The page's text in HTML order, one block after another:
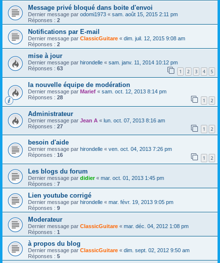
Message privé bloqué dans boite d'envoi
Dernier message par odomi1973 « sam. août 15, 2015 2:11 pm
Réponses : 2
Notifications par E-mail
Dernier message par ClassicGuitare « dim. juil. 12, 2015 9:08 am
Réponses : 2
mise à jour
Dernier message par hirondelle « sam. janv. 11, 2014 10:12 pm
Réponses : 63 1 2 3 4 5
la nouvelle équipe de modération
Dernier message par Marief « sam. oct. 12, 2013 8:14 pm
Réponses : 28 1 2
Administrateur
Dernier message par Jean A « lun. oct. 07, 2013 8:16 am
Réponses : 27 1 2
besoin d'aide
Dernier message par hirondelle « ven. oct. 04, 2013 7:26 pm
Réponses : 16 1 2
Les blogs du forum
Dernier message par didier« mar. oct. 01, 2013 1:45 pm
Réponses : 7
Lien youtube corrigé
Dernier message par hirondelle « mar. févr. 19, 2013 9:05 pm
Réponses : 9
Moderateur
Dernier message par ClassicGuitare « mar. déc. 04, 2012 1:08 pm
Réponses : 1
à propos du blog
Dernier message par ClassicGuitare « dim. sept. 02, 2012 9:50 am
Réponses : 5